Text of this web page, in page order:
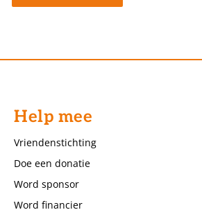
Help mee
Vriendenstichting
Doe een donatie
Word sponsor
Word financier